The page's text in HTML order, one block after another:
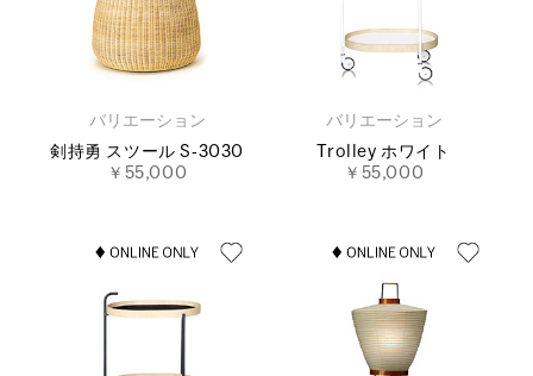
バリエーション
剣持勇 スツール S‐3030
￥55,000
バリエーション
Trolley ホワイト
￥55,000